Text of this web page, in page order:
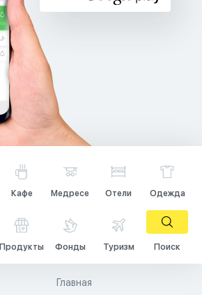
Кафе Медресе Отели Одежда
Продукты Фонды Туризм Поиск
Главная